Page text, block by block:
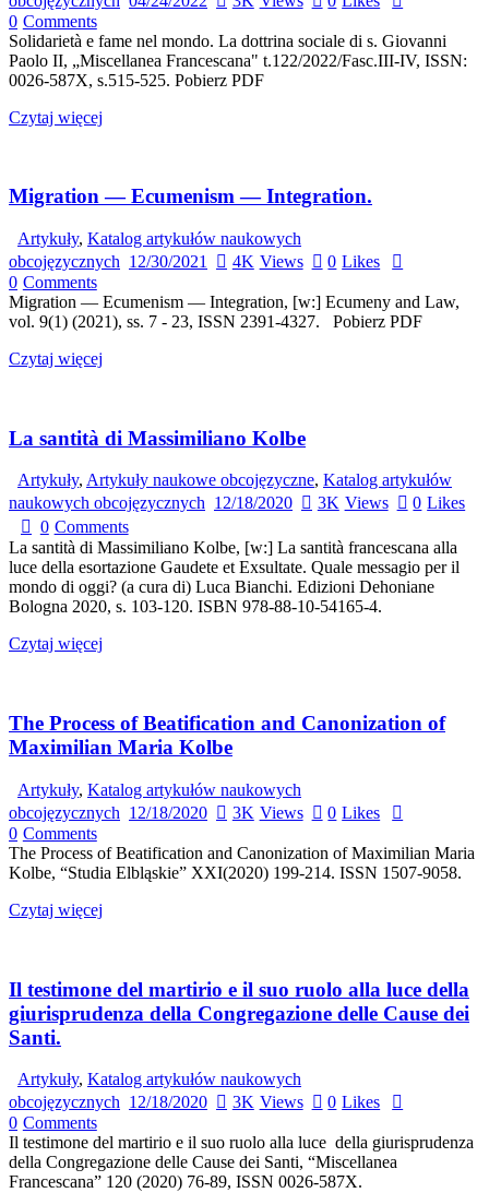
0 Comments
Solidarietà e fame nel mondo. La dottrina sociale di s. Giovanni
Paolo II, „Miscellanea Francescana" t.122/2022/Fasc.III-IV, ISSN:
0026-587X, s.515-525. Pobierz PDF
Czytaj więcej
Migration — Ecumenism — Integration.
Artykuły, Katalog artykułów naukowych
obcojęzycznych 12/30/2021 4K Views 0 Likes
0 Comments
Migration — Ecumenism — Integration, [w:] Ecumeny and Law,
vol. 9(1) (2021), ss. 7 - 23, ISSN 2391-4327. Pobierz PDF
Czytaj więcej
La santità di Massimiliano Kolbe
Artykuły, Artykuły naukowe obcojęzyczne, Katalog artykułów
naukowych obcojęzycznych 12/18/2020 3K Views 0 Likes
0 Comments
La santità di Massimiliano Kolbe, [w:] La santità francescana alla
luce della esortazione Gaudete et Exsultate. Quale messagio per il
mondo di oggi? (a cura di) Luca Bianchi. Edizioni Dehoniane
Bologna 2020, s. 103-120. ISBN 978-88-10-54165-4.
Czytaj więcej
The Process of Beatification and Canonization of
Maximilian Maria Kolbe
Artykuły, Katalog artykułów naukowych
obcojęzycznych 12/18/2020 3K Views 0 Likes
0 Comments
The Process of Beatification and Canonization of Maximilian Maria
Kolbe, “Studia Elbląskie” XXI(2020) 199-214. ISSN 1507-9058.
Czytaj więcej
Il testimone del martirio e il suo ruolo alla luce della
giurisprudenza della Congregazione delle Cause dei
Santi.
Artykuły, Katalog artykułów naukowych
obcojęzycznych 12/18/2020 3K Views 0 Likes
0 Comments
Il testimone del martirio e il suo ruolo alla luce della giurisprudenza
della Congregazione delle Cause dei Santi, “Miscellanea
Francescana” 120 (2020) 76-89, ISSN 0026-587X.